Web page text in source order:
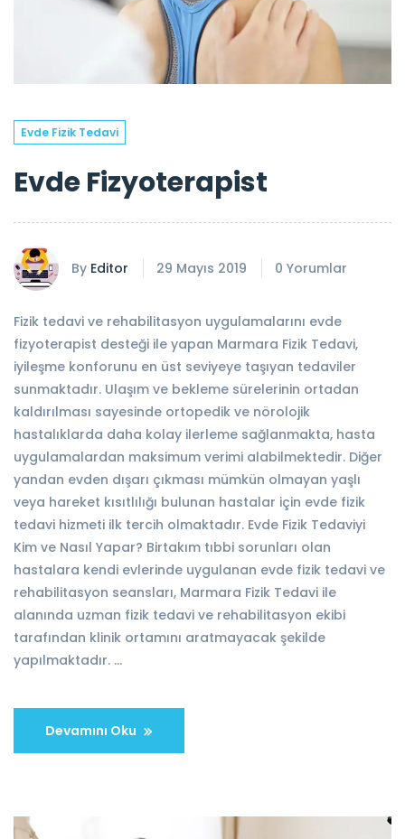
Evde Fizik Tedavi
Evde Fizyoterapist
By Editor 29 Mayıs 2019 0 Yorumlar
Fizik tedavi ve rehabilitasyon uygulamalarını evde
fizyoterapist desteği ile yapan Marmara Fizik Tedavi,
iyileşme konforunu en üst seviyeye taşıyan tedaviler
sunmaktadır. Ulaşım ve bekleme sürelerinin ortadan
kaldırılması sayesinde ortopedik ve nörolojik
hastalıklarda daha kolay ilerleme sağlanmakta, hasta
uygulamalardan maksimum verimi alabilmektedir. Diğer
yandan evden dışarı çıkması mümkün olmayan yaşlı
veya hareket kısıtlılığı bulunan hastalar için evde fizik
tedavi hizmeti ilk tercih olmaktadır. Evde Fizik Tedaviyi
Kim ve Nasıl Yapar? Birtakım tıbbi sorunları olan
hastalara kendi evlerinde uygulanan evde fizik tedavi ve
rehabilitasyon seansları, Marmara Fizik Tedavi ile
alanında uzman fizik tedavi ve rehabilitasyon ekibi
tarafından klinik ortamını aratmayacak şekilde
yapılmaktadır. …
Devamını Oku